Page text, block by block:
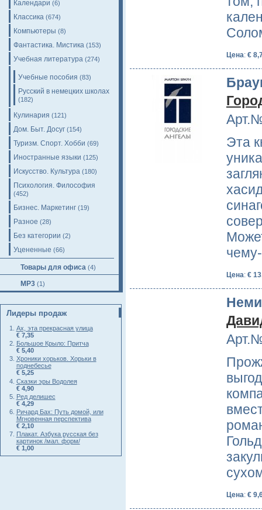
Календари (6)
Классика (674)
Компьютеры (8)
Фантастика. Мистика (153)
Учебная литература (274)
Учебные пособия (83)
Русский в немецких школах
(182)
Кулинария (121)
Дом. Быт. Досуг (154)
Туризм. Спорт. Хобби (69)
Иностранные языки (125)
Искусство. Культура (180)
Психология. Философия
(452)
Бизнес. Маркетинг (19)
Разное (28)
Без категории (2)
Уцененные (66)
Товары для офиса (4)
MP3 (1)
Лидеры продаж
Ах, эта прекрасная улица
€ 7,35
Большое Крыло: Притча
€ 5,40
Хроники хорьков. Хорьки в
поднебесье
€ 5,25
Сказки эры Водолея
€ 4,90
Ред делишес
€ 4,29
Ричард Бах: Путь домой, или
Мгновенная перспектива
€ 2,10
Плакат. Азбука русская без
картинок /мал. форм/
€ 1,00
Цена: €
Эта
Цена: €
Цена: €